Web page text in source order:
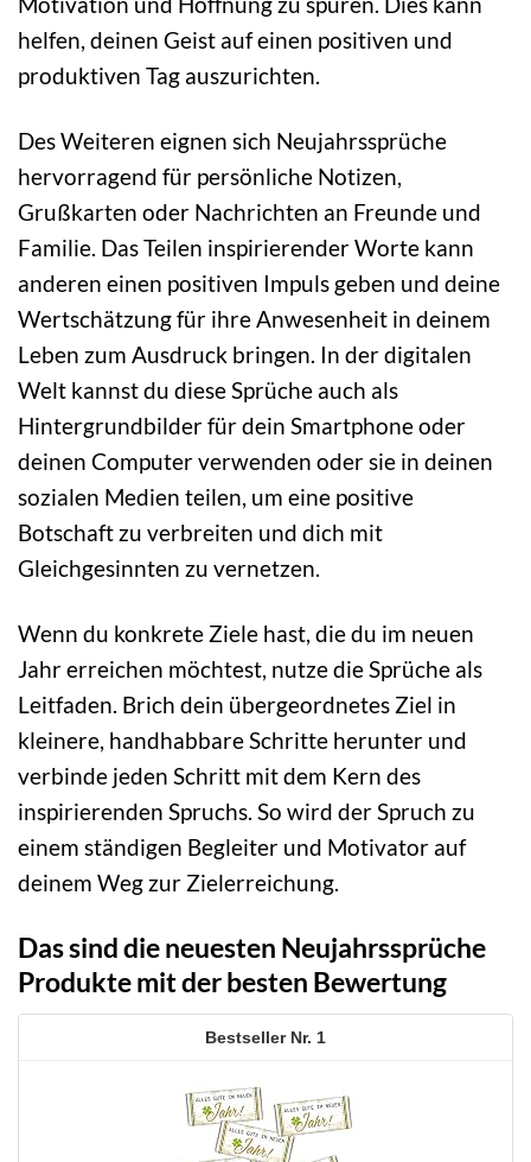
helfen, deinen Geist auf einen positiven und
produktiven Tag auszurichten.
Des Weiteren eignen sich Neujahrssprüche
hervorragend für persönliche Notizen,
Grußkarten oder Nachrichten an Freunde und
Familie. Das Teilen inspirierender Worte kann
anderen einen positiven Impuls geben und deine
Wertschätzung für ihre Anwesenheit in deinem
Leben zum Ausdruck bringen. In der digitalen
Welt kannst du diese Sprüche auch als
Hintergrundbilder für dein Smartphone oder
deinen Computer verwenden oder sie in deinen
sozialen Medien teilen, um eine positive
Botschaft zu verbreiten und dich mit
Gleichgesinnten zu vernetzen.
Wenn du konkrete Ziele hast, die du im neuen
Jahr erreichen möchtest, nutze die Sprüche als
Leitfaden. Brich dein übergeordnetes Ziel in
kleinere, handhabbare Schritte herunter und
verbinde jeden Schritt mit dem Kern des
inspirierenden Spruchs. So wird der Spruch zu
einem ständigen Begleiter und Motivator auf
deinem Weg zur Zielerreichung.
Das sind die neuesten Neujahrssprüche
Produkte mit der besten Bewertung
1